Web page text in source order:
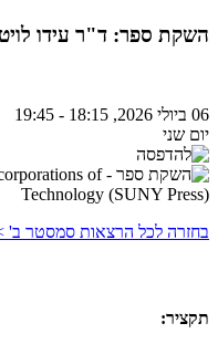
השקת ספר: ד"ר עידו
06 ביולי 2026, 18:15 - 19:45
יום שני
בחזרה לכל הרצאות סמסטר ב'
תקציר: